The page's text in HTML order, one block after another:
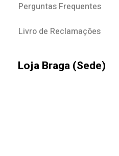
Perguntas Frequentes
Livro de Reclamações
Loja Braga (Sede)